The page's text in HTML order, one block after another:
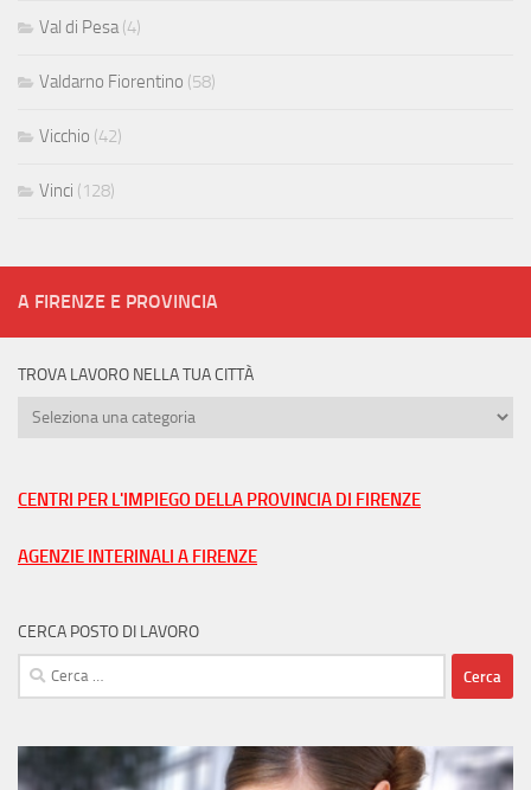
Val di Pesa(4)
Valdarno Fiorentino (58)
Vicchio (42)
Vinci (128)
A FIRENZE E PROVINCIA
TROVA LAVORO NELLA TUA CITTÀ
Trova
tua
CENTRI PER L'IMPIEGO DELLA PROVINCIA DI FIRENZE
AGENZIE INTERINALI A FIRENZE
CERCA POSTO DI LAVORO
Ricerca
per: